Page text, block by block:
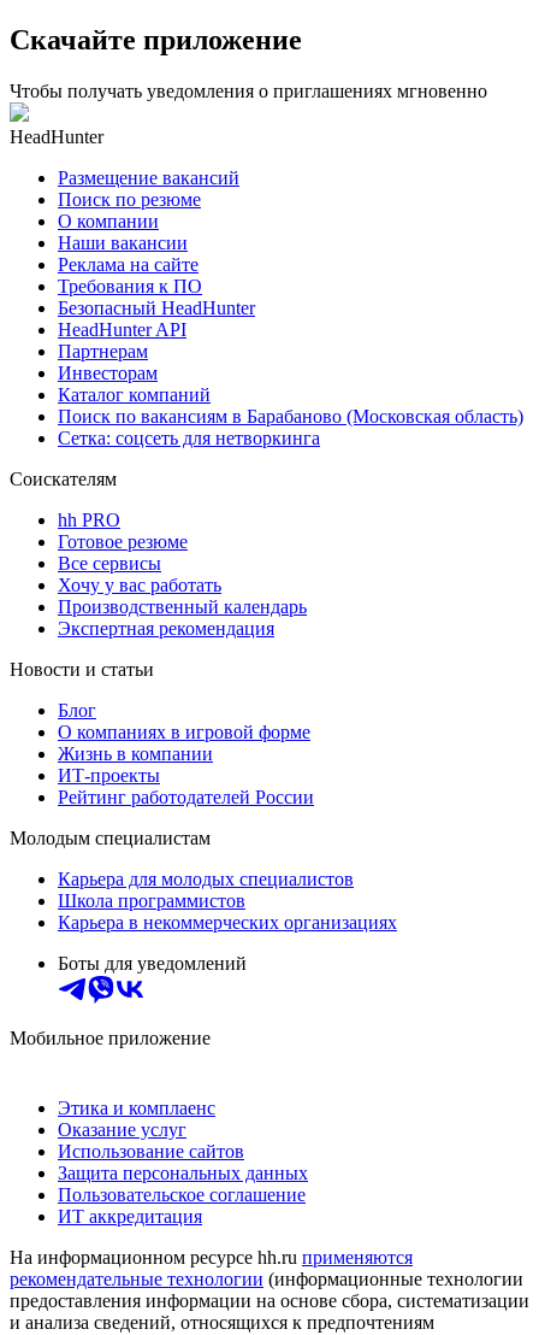
Скачайте приложение
Чтобы получать уведомления о приглашениях мгновенно
HeadHunter
Размещение вакансий
Поиск по резюме
О компании
Наши вакансии
Реклама на сайте
Требования к ПО
Безопасный HeadHunter
HeadHunter API
Партнерам
Инвесторам
Каталог компаний
Поиск по вакансиям в Барабаново (Московская область)
Сетка: соцсеть для нетворкинга
Соискателям
hh PRO
Готовое резюме
Все сервисы
Хочу у вас работать
Производственный календарь
Экспертная рекомендация
Новости и статьи
Блог
О компаниях в игровой форме
Жизнь в компании
ИТ-проекты
Рейтинг работодателей России
Молодым специалистам
Карьера для молодых специалистов
Школа программистов
Карьера в некоммерческих организациях
Боты для уведомлений
Мобильное приложение
Этика и комплаенс
Оказание услуг
Использование сайтов
Защита персональных данных
Пользовательское соглашение
ИТ аккредитация
На информационном ресурсе hh.ru применяются
рекомендательные технологии (информационные технологии
предоставления информации на основе сбора, систематизации
и анализа сведений, относящихся к предпочтениям